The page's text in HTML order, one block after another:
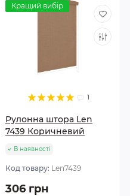
Кращий вибір
1
Рулонна штора Len
7439 Коричневий
В наявності
Код товару: Len7439
306 грн